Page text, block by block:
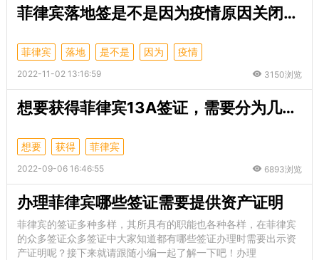
菲律宾落地签是不是因为疫情原因关闭了？
菲律宾 落地 是不是 因为 疫情
2022-11-02 13:16:59 3150浏览
想要获得菲律宾13A签证，需要分为几步走？
想要 获得 菲律宾
2022-09-06 16:46:55 6893浏览
办理菲律宾哪些签证需要提供资产证明
菲律宾的签证多种多样，其所具有的职能也各种各样，在菲律宾
的众多签证众多签证中大家知道都有哪些签证办理时需要出示资
产证明呢？接下来就请跟随小编一起了解一下吧！办理